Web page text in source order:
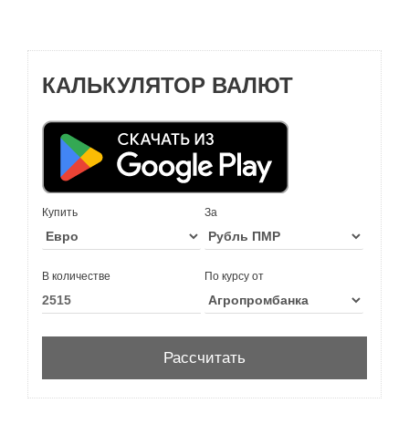
КАЛЬКУЛЯТОР ВАЛЮТ
Купить За
В количестве По курсу от